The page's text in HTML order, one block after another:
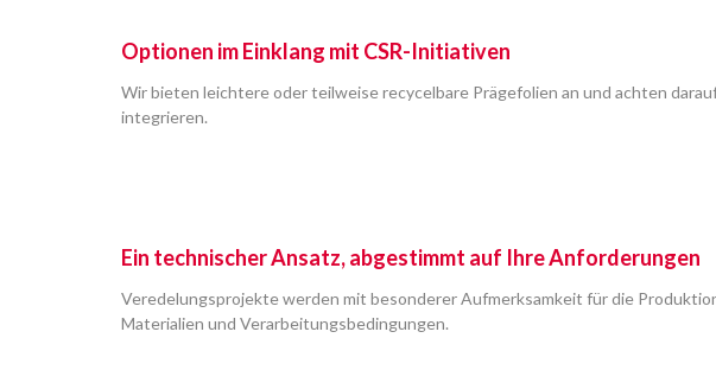
Optionen im Einklang mit CSR-Initiativen
Wir bieten leichtere oder teilweise recycelbare Prägefolien an und achten
integrieren.
Ein technischer Ansatz, abgestimmt auf Ihre Anforderungen
Veredelungsprojekte werden mit besonderer Aufmerksamkeit für die
Materialien und Verarbeitungsbedingungen.